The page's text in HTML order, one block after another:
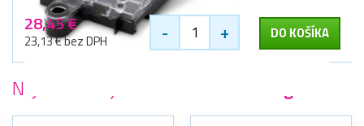
28,45 €
23,13 € bez DPH - + DO KOŠÍKA
Najobľúbenejšie tlačiarne Samsung